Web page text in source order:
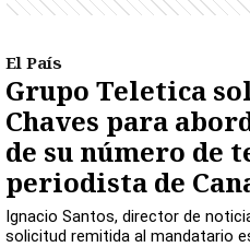
El País
Grupo Teletica
Chaves para
de su número de
periodista de
Ignacio Santos, director de
solicitud remitida al mandatario